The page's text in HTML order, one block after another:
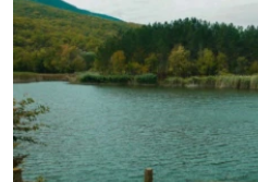
ТЕЛЕПРОЕКТ КРЫМ.РЕАЛИИ
СОВЕТЫ ПРАВОЗАЩИТНИКОВ
ПРОПАВШИЕ БЕЗ ВЕСТИ
ПОБЕДИТЕЛЕЙ НЕ СУДЯТ?
КРЫМ.НЕПОКОРЕННЫЙ
Українською
Qırımtatar
ПРИСОЕДИНЯЙТЕСЬ!